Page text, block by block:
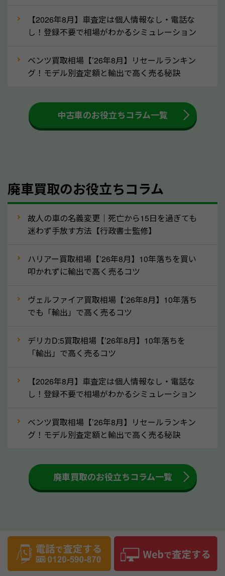
③自動車税の還付金の扱いについて確認し
車を廃車にすると、自動車税の還付金を受け取ること
付金をお客様に返還しない業者もあります。廃車査定
をする際には、自動車税の還付金の返還があるかどう
かを確認するようにしてください。山形県のソコカラ
人気の車種は廃車の状態でも、高価買取が可能です。
産車は高く買取が可能です。「廃車＝買取できない」
なら廃車の車も適正価格で買取できます。他社で買取
拒否となった車も価格がつく可能性があるので、諦め
でも高価買取が可能なケースは珍しくないため、まず
はWebで簡単にできる無料査定をお試しください。
実績」で確認できます。
⑤車内の簡単な清掃で買取価格アップも！
しばらく乗っていない車は、車内のシートや座席の下
が汚れていることも多いです。シミや汚れが付着して
す。車内の汚れは簡単な清掃だけで取り除けることも
多いため、査定前にチェックして、清掃をしておくの
大きな汚れがない限り必要はありません。査定に影響
するケースは少ないため、そのままお持ちいただいて
て上がる査定金額よりも、修理費用が高くなることも
あるため、まずは山形県のソコカラへ車の状態につい
てお気軽にご相談ください。
【2026年8月】車査定は個人情報なし・電話な
し！登録不要で相場がわかるシミュレーション
ベンツ買取相場【’26年8月】リセールランキン
グ！モデル別査定額と輸出で高く売る秘訣
中古車のお役立ちコラム一覧
廃車買取のお役立ちコラム
故人の車の名義変更｜死亡から15日を過ぎても
迷わず手放す方法【行政書士監修】
ハリアー買取相場【’26年8月】10年落ちを買い
叩かれずに輸出で高く売るコツ
ヴェルファイア買取相場【’26年8月】10年落ち
でも「輸出」で高く売るコツ
デリカD:5買取相場【’26年8月】10年落ちを
「輸出」で高く売るコツ
【2026年8月】車査定は個人情報なし・電話な
し！登録不要で相場がわかるシミュレーション
ベンツ買取相場【’26年8月】リセールランキン
グ！モデル別査定額と輸出で高く売る秘訣
廃車買取のお役立ちコラム一覧
事故車買取のお役立ちコラム